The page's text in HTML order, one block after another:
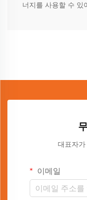
너지를 사용할 수 있
대표자
이메일